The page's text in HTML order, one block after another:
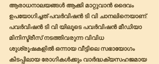
ആരാധനാലയങ്ങൾ ആക്കി മാറ്റുവാൻ ദൈവം
ഉപയോഗിച്ചത് പവർവിഷൻ ടി വി ചാനലിനെയാണ്.
പവർവിഷൻ ടി വി യിലൂടെ പവർവിഷൻ മീഡിയാ
മിനിസ്ട്രീസ് നടത്തിവരുന്ന വിവിധ
ശുശ്രൂഷകളിൽ ഒന്നായ വീട്ടിലെ സഭായോഗം
കിടപ്പിലായ രോഗികൾക്കും വാർദ്ധക്യസഹജമായ